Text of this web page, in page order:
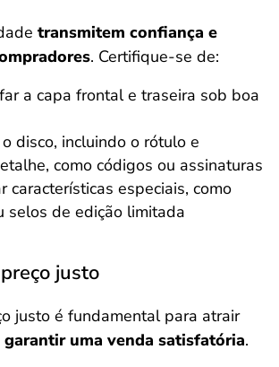
transmitem confiança e
. Certifique-se de:
a capa frontal e traseira sob boa
disco, incluindo o rótulo e
como códigos ou assinaturas
características especiais, como
selos de edição limitada
justo
justo é fundamental para atrair
garantir uma venda satisfatória.